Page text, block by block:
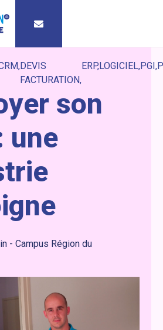
DEVIS
FACTURATION
ERP LOGICIEL PGI
son
une
- Campus Région du